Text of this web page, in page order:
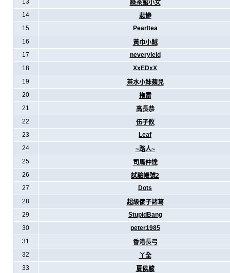
13
綠茶館小女
14
悲慘
15
Pearltea
16
黃巾小賊
17
neveryield
18
XxEDxX
19
茶水小妹蘋兒
20
拖雷
21
高長恭
22
伍子攸
23
Leaf
24
~路人~
25
司馬仲達
26
試驗帳號2
27
Dots
28
超級傻子諸葛
29
StupidBang
30
peter1985
31
香港長弓
32
丫全
33
夏侯駿